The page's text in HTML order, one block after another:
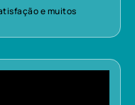
e muitos